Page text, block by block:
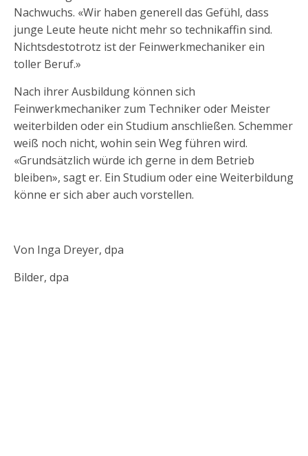
Nachwuchs. «Wir haben generell das Gefühl, dass
junge Leute heute nicht mehr so technikaffin sind.
Nichtsdestotrotz ist der Feinwerkmechaniker ein
toller Beruf.»
Nach ihrer Ausbildung können sich
Feinwerkmechaniker zum Techniker oder Meister
weiterbilden oder ein Studium anschließen. Schemmer
weiß noch nicht, wohin sein Weg führen wird.
«Grundsätzlich würde ich gerne in dem Betrieb
bleiben», sagt er. Ein Studium oder eine Weiterbildung
könne er sich aber auch vorstellen.
Von Inga Dreyer, dpa
Bilder, dpa